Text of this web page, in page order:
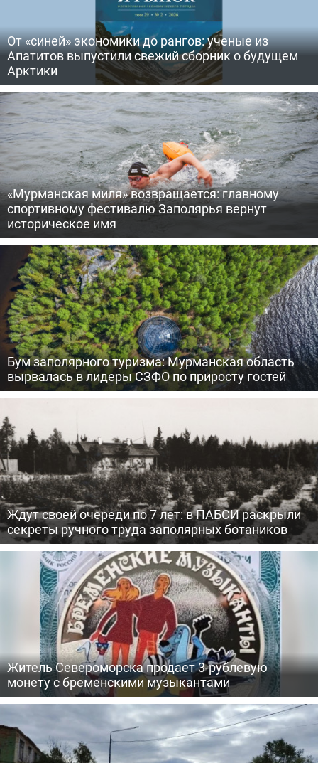
От «синей» экономики до рангов: ученые из
Апатитов выпустили свежий сборник о будущем
Арктики
«Мурманская миля» возвращается: главному
спортивному фестивалю Заполярья вернут
историческое имя
Бум заполярного туризма: Мурманская область
вырвалась в лидеры СЗФО по приросту гостей
Ждут своей очереди по 7 лет: в ПАБСИ раскрыли
секреты ручного труда заполярных ботаников
Житель Североморска продает 3-рублевую
монету с бременскими музыкантами